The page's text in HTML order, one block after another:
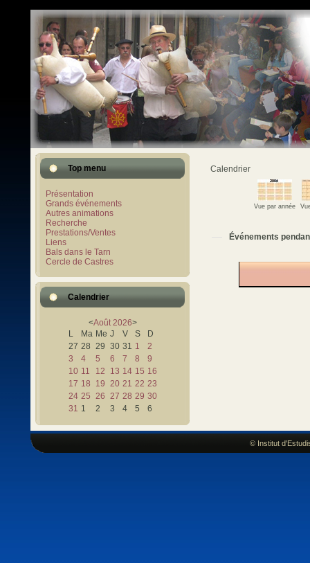
Top menu
Présentation
Grands événements
Autres animations
Recherche
Prestations/Ventes
Liens
Bals dans le Tarn
Cercle de Castres
Calendrier
<Août 2026>
L
Ma Me J V S
D
27 28 29 30 31 1
2
3
4 5 6 7 8
9
10 11 12 13 14 15 16
17 18 19 20 21 22 23
24 25 26 27 28 29 30
31 1 2 3 4 5 6
Calendrier
Vue par année
Événements
© Institut